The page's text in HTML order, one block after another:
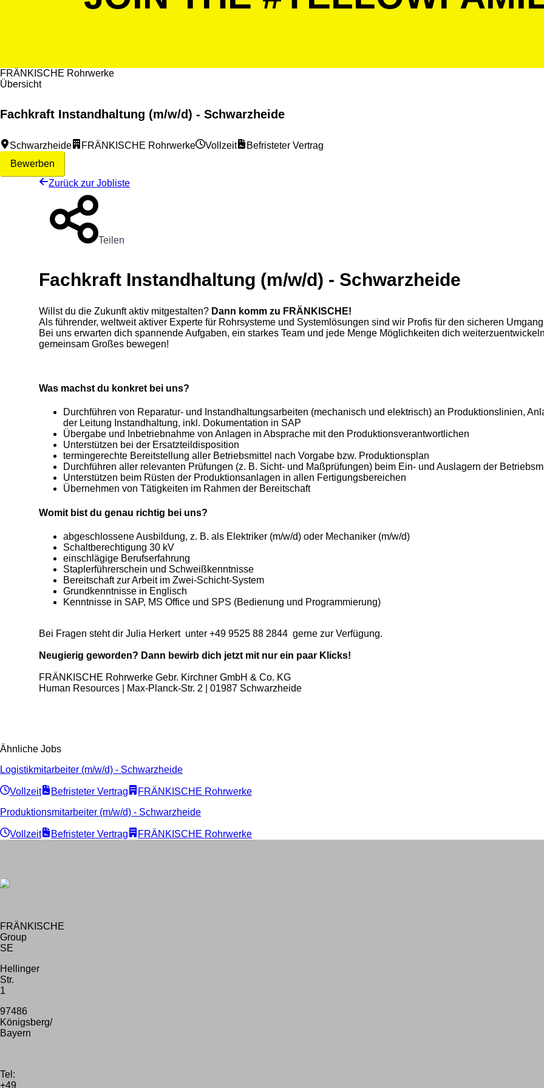
FRÄNKISCHE Rohrwerke
Übersicht
Fachkraft Instandhaltung (m/w/d) - Schwarzheide
Schwarzheide FRÄNKISCHE Rohrwerke Vollzeit
Befristeter Vertrag
Bewerben
Zurück zur Jobliste
Teilen
Fachkraft Instandhaltung (m/w/d) - Schwarzheide
Willst du die Zukunft aktiv mitgestalten? Dann komm zu FRÄNKISCHE!
Als führender, weltweit aktiver Experte für Rohrsysteme und Systemlösungen sind wir Profis für den sicheren
Bei uns erwarten dich spannende Aufgaben, ein starkes Team und jede Menge Möglichkeiten dich
gemeinsam Großes bewegen!
Was machst du konkret bei uns?
Durchführen von Reparatur- und Instandhaltungsarbeiten (mechanisch und elektrisch) an Produktionslinien,
der Leitung Instandhaltung, inkl. Dokumentation in SAP
Übergabe und Inbetriebnahme von Anlagen in Absprache mit den Produktionsverantwortlichen
Unterstützen bei der Ersatzteildisposition
termingerechte Bereitstellung aller Betriebsmittel nach Vorgabe bzw. Produktionsplan
Durchführen aller relevanten Prüfungen (z. B. Sicht- und Maßprüfungen) beim Ein- und Auslagern der
Unterstützen beim Rüsten der Produktionsanlagen in allen Fertigungsbereichen
Übernehmen von Tätigkeiten im Rahmen der Bereitschaft
Womit bist du genau richtig bei uns?
abgeschlossene Ausbildung, z. B. als Elektriker (m/w/d) oder Mechaniker (m/w/d)
Schaltberechtigung 30 kV
einschlägige Berufserfahrung
Staplerführerschein und Schweißkenntnisse
Bereitschaft zur Arbeit im Zwei-Schicht-System
Grundkenntnisse in Englisch
Kenntnisse in SAP, MS Office und SPS (Bedienung und Programmierung)
Bei Fragen steht dir Julia Herkertunter +49 9525 88 2844 gerne zur Verfügung.
Neugierig geworden? Dann bewirb dich jetzt mit nur ein paar Klicks!
FRÄNKISCHE Rohrwerke Gebr. Kirchner GmbH & Co. KG
Human Resources | Max-Planck-Str. 2 | 01987 Schwarzheide
Ähnliche Jobs
Logistikmitarbeiter (m/w/d) - Schwarzheide
Vollzeit Befristeter Vertrag
FRÄNKISCHE Rohrwerke
Produktionsmitarbeiter (m/w/d) - Schwarzheide
Vollzeit Befristeter Vertrag FRÄNKISCHE Rohrwerke
FRÄNKISCHE
Group
SE
Hellinger
Str.
1
97486
Königsberg/
Bayern
Tel:
+49